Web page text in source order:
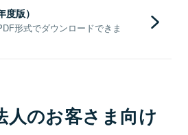
版）
形式でダウンロードできま
人のお客さま向け